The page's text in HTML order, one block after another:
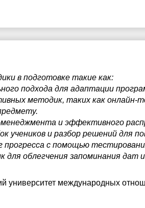
в подготовке такие как:
подхода для адаптации
методик, таких как
и эффективного
учеников и разбор решений для
с помощью
для облегчения запоминания дат
университет международных